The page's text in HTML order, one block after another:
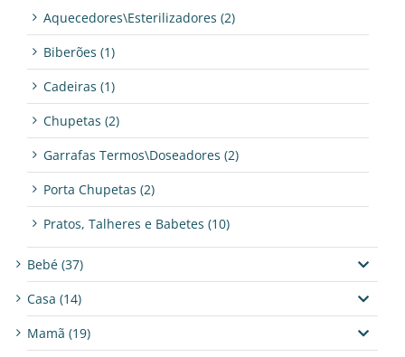
Aquecedores\Esterilizadores (2)
Biberões (1)
Cadeiras (1)
Chupetas (2)
Garrafas Termos\Doseadores (2)
Porta Chupetas (2)
Pratos, Talheres e Babetes (10)
Bebé (37)
Casa (14)
Mamã (19)